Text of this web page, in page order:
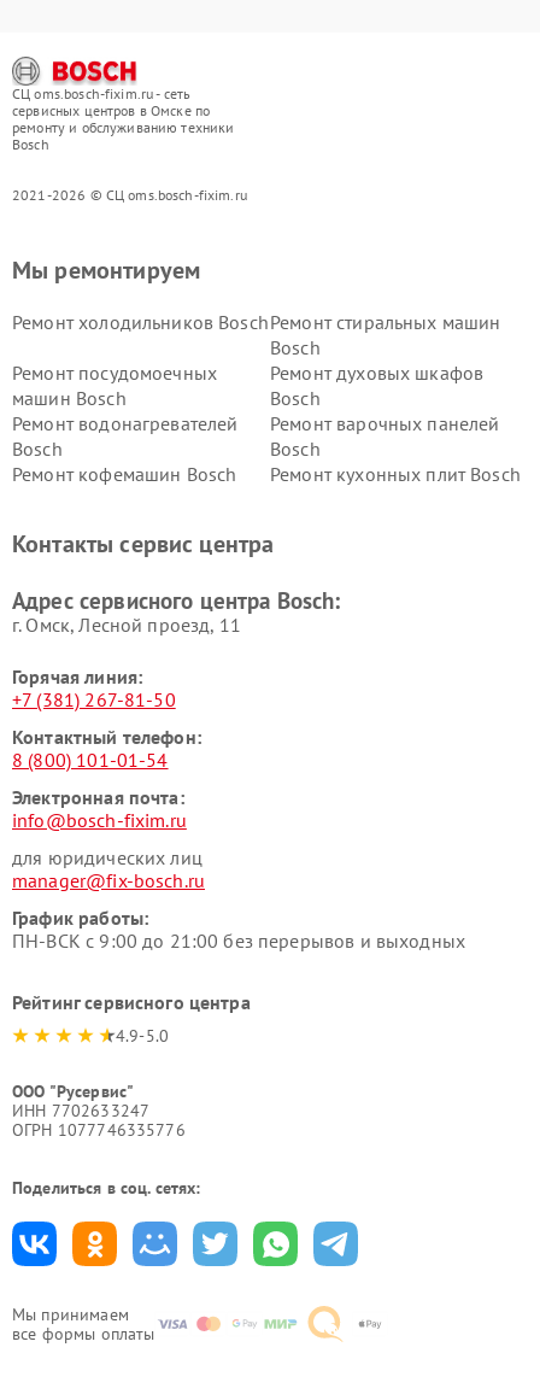
СЦ oms.bosch-fixim.ru - сеть
сервисных центров в Омске по
ремонту и обслуживанию техники
Bosch
2021-2026 © СЦ oms.bosch-fixim.ru
Мы принимаем
все формы оплаты
Мы ремонтируем
Ремонт холодильников BoschРемонт стиральных машин
Bosch
Ремонт посудомоечных
машин Bosch
Ремонт духовых шкафов
Bosch
Ремонт водонагревателей
Bosch
Ремонт варочных панелей
Bosch
Ремонт кофемашин Bosch
Ремонт кухонных плит Bosch
Ремонт сушильных автоматовРемонт морозильных камер
Контакты сервис центра
Адрес сервисного центра Bosch:
г. Омск, ​Лесной проезд, 11
Горячая линия:
+7 (381) 267-81-50
Контактный телефон:
8 (800) 101-01-54
Электронная почта:
info@bosch-fixim.ru
для юридических лиц
manager@fix-bosch.ru
График работы:
ПН-ВСК с 9:00 до 21:00 без перерывов и выходных
Рейтинг сервисного центра
4.9-5.0
ООО "Русервис"
ИНН 7702633247
ОГРН 1077746335776
Поделиться в соц. сетях: